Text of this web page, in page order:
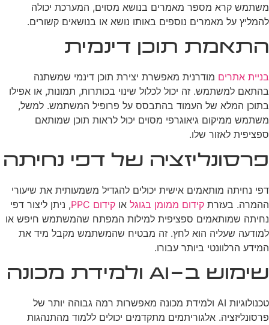
משתמש קרא מספר מאמרים בנושא מסוים, המערכת יכולה
להמליץ על מאמרים נוספים באותו נושא או בנושאים קשורים.
התאמת תוכן דינמית
בניית אתרים מודרנית מאפשרת יצירת תוכן דינמי שמשתנה
בהתאם למשתמש. זה יכול לכלול שינוי בכותרות, תמונות, או אפילו
בתוכן המלא של העמוד בהתבסס על פרופיל המשתמש. למשל,
משתמש ממיקום גיאוגרפי מסוים יכול לראות תוכן שמותאם
ספציפית לאזור שלו.
פרסונליזציה של דפי נחיתה
דפי נחיתה מותאמים אישית יכולים להגדיל משמעותית את שיעורי
ההמרה. בעזרת קידום ממומן בגוגל או קידום PPC
, ניתן ליצור דפי
נחיתה שמותאמים ספציפית למילות המפתח שהמשתמש חיפש או
למודעה שעליה הוא לחץ. זה מבטיח שהמשתמש מקבל מיד את
המידע הרלוונטי ביותר עבורו.
שימוש ב-AI ולמידת מכונה
טכנולוגיות AI ולמידת מכונה מאפשרות רמה גבוהה יותר של
פרסונליזציה. אלגוריתמים מתקדמים יכולים ללמוד מהתנהגות